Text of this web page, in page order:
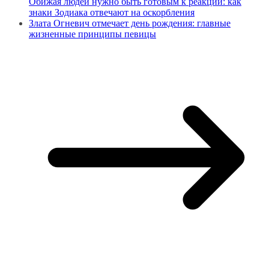
знаки Зодиака отвечают на оскорбления
Злата Огневич отмечает день рождения: главные
жизненные принципы певицы